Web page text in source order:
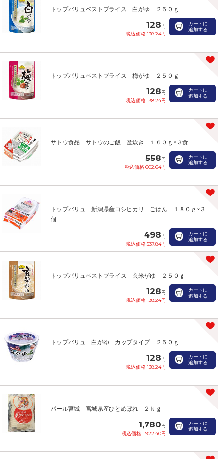
トップバリュベストプライス 白がゆ ２５０ｇ
128円
税込価格 138.24円
カートに
追加する
トップバリュベストプライス 梅がゆ ２５０ｇ
128円
税込価格 138.24円
カートに
追加する
サトウ食品 サトウのご飯 釜炊き １６０ｇ×３食
558円
税込価格 602.64円
カートに
追加する
トップバリュ 新潟県産コシヒカリ ごはん １８０ｇ×３
個
498円
税込価格 537.84円
カートに
追加する
トップバリュベストプライス 玄米がゆ ２５０ｇ
128円
税込価格 138.24円
カートに
追加する
トップバリュ 白がゆ カップタイプ ２５０ｇ
128円
税込価格 138.24円
カートに
追加する
パール宮城 宮城県産ひとめぼれ ２ｋｇ
1,780円
税込価格 1,922.40円
カートに
追加する